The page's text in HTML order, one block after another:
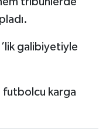
galibiyetiyle